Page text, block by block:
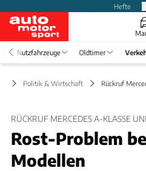
Hefte
Nutzfahrzeuge Oldtimer
Politik & Wirtschaft Rückruf
RÜCKRUF MERCEDES A-KLASSE
Rost-Problem
Modellen